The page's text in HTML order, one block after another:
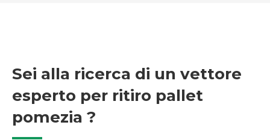
Sei alla ricerca di un vettore
esperto per ritiro pallet
pomezia ?